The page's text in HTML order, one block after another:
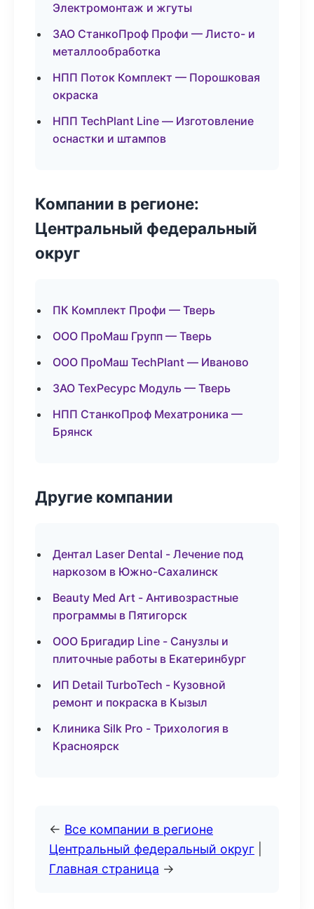
Электромонтаж и жгуты
ЗАО СтанкоПроф Профи — Листо- и
металлообработка
НПП Поток Комплект — Порошковая
окраска
НПП TechPlant Line — Изготовление
оснастки и штампов
Компании в регионе:
Центральный федеральный
округ
ПК Комплект Профи — Тверь
ООО ПроМаш Групп — Тверь
ООО ПроМаш TechPlant — Иваново
ЗАО ТехРесурс Модуль — Тверь
НПП СтанкоПроф Мехатроника —
Брянск
Другие компании
Дентал Laser Dental - Лечение под
наркозом в Южно-Сахалинск
Beauty Med Art - Антивозрастные
программы в Пятигорск
ООО Бригадир Line - Санузлы и
плиточные работы в Екатеринбург
ИП Detail TurboTech - Кузовной
ремонт и покраска в Кызыл
Клиника Silk Pro - Трихология в
Красноярск
← Все компании в регионе
Центральный федеральный округ
Главная страница →